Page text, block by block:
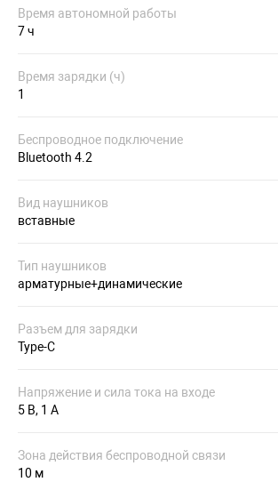
Время автономной работы
7 ч
Время зарядки (ч)
1
Беспроводное подключение
Bluetooth 4.2
Вид наушников
вставные
Тип наушников
арматурные+динамические
Разъем для зарядки
Type-C
Напряжение и сила тока на входе
5 В, 1 А
Зона действия беспроводной связи
10 м